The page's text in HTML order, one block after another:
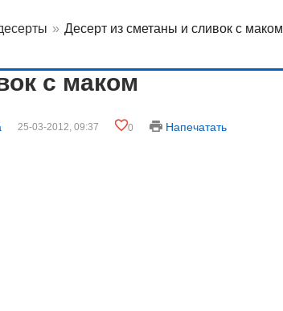
» Десерт из сметаны и сливок с маком
с маком
25-03-2012, 09:37 0 Напечатать